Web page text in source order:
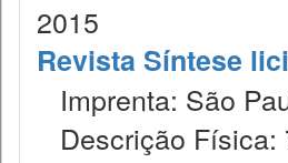
2015
Revista Síntese
Imprenta: São
Descrição Física: